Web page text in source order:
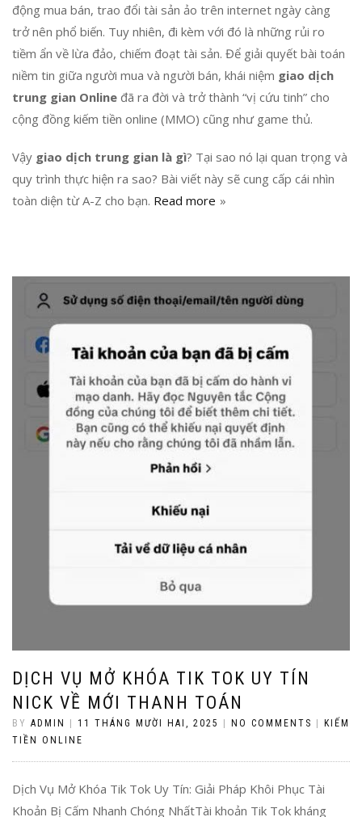
động mua bán, trao đổi tài sản ảo trên internet ngày càng
trở nên phổ biến. Tuy nhiên, đi kèm với đó là những rủi ro
tiềm ẩn về lừa đảo, chiếm đoạt tài sản. Để giải quyết bài toán
niềm tin giữa người mua và người bán, khái niệm giao dịch
trung gian Online đã ra đời và trở thành “vị cứu tinh” cho
cộng đồng kiếm tiền online (MMO) cũng như game thủ.
Vậy giao dịch trung gian là gì? Tại sao nó lại quan trọng và
quy trình thực hiện ra sao? Bài viết này sẽ cung cấp cái nhìn
toàn diện từ A-Z cho bạn. Read more
DỊCH VỤ MỞ KHÓA TIK TOK UY TÍN
NICK VỀ MỚI THANH TOÁN
BY ADMIN 11 THÁNG MƯỜI HAI, 2025 NO COMMENTS
KIẾM
TIỀN ONLINE
Dịch Vụ Mở Khóa Tik Tok Uy Tín: Giải Pháp Khôi Phục Tài
Khoản Bị Cấm Nhanh Chóng NhấtTài khoản Tik Tok kháng